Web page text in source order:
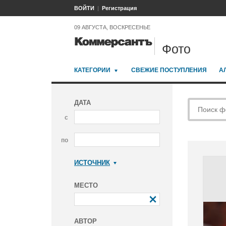
ВОЙТИ Регистрация
09 АВГУСТА, ВОСКРЕСЕНЬЕ
Фото
КАТЕГОРИИ СВЕЖИЕ ПОСТУПЛЕНИЯ
ДАТА
с
по
ИСТОЧНИК
МЕСТО
АВТОР